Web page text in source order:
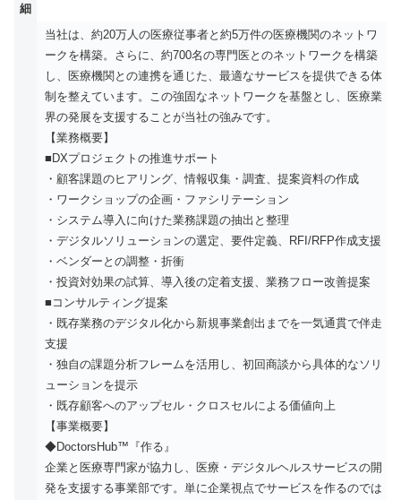
細
当社は、約20万人の医療従事者と約5万件の医療機関のネットワ
ークを構築。さらに、約700名の専門医とのネットワークを構築
し、医療機関との連携を通じた、最適なサービスを提供できる体
制を整えています。この強固なネットワークを基盤とし、医療業
界の発展を支援することが当社の強みです。
【業務概要】
■DXプロジェクトの推進サポート
・顧客課題のヒアリング、情報収集・調査、提案資料の作成
・ワークショップの企画・ファシリテーション
・システム導入に向けた業務課題の抽出と整理
・デジタルソリューションの選定、要件定義、RFI/RFP作成支援
・ベンダーとの調整・折衝
・投資対効果の試算、導入後の定着支援、業務フロー改善提案
■コンサルティング提案
・既存業務のデジタル化から新規事業創出までを一気通貫で伴走
支援
・独自の課題分析フレームを活用し、初回商談から具体的なソリ
ューションを提示
・既存顧客へのアップセル・クロスセルによる価値向上
【事業概要】
◆DoctorsHub™『作る』
企業と医療専門家が協力し、医療・デジタルヘルスサービスの開
発を支援する事業部です。単に企業視点でサービスを作るのでは